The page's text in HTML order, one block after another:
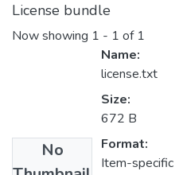
License bundle
Now showing 1 - 1 of 1
No
Name:
license.txt
Size:
672 B
Format:
Item-